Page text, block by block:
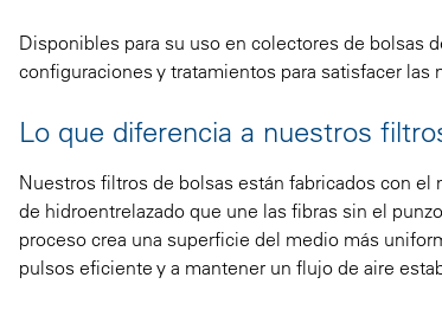
Disponibles para su uso en colectores de bolsas
configuraciones y tratamientos para satisfacer
Lo que diferencia a nuestros
Nuestros filtros de bolsas están fabricados con
de hidroentrelazado que une las fibras sin el
proceso crea una superficie del medio más
pulsos eficiente y a mantener un flujo de aire